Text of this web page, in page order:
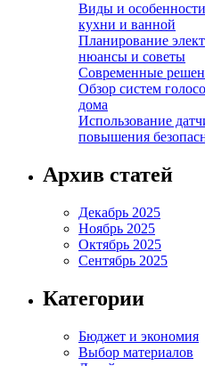
Виды и
кухни и ванной
Планирование
нюансы и советы
Современные
Обзор систем
дома
Использование
повышения
Архив статей
Декабрь 2025
Ноябрь 2025
Октябрь 2025
Сентябрь 2025
Категории
Бюджет и экономия
Выбор материалов